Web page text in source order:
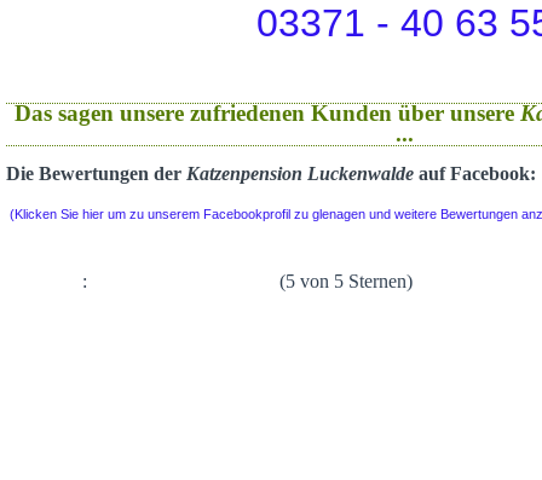
03371 - 40 63
Das sagen unsere zufriedenen Kunden über unsere
...
Die Bewertungen der Katzenpension Luckenwalde auf Facebook:
(Klicken Sie hier um zu unserem Facebookprofil zu glenagen und weitere Bewertungen
: (5 von 5 Sternen)